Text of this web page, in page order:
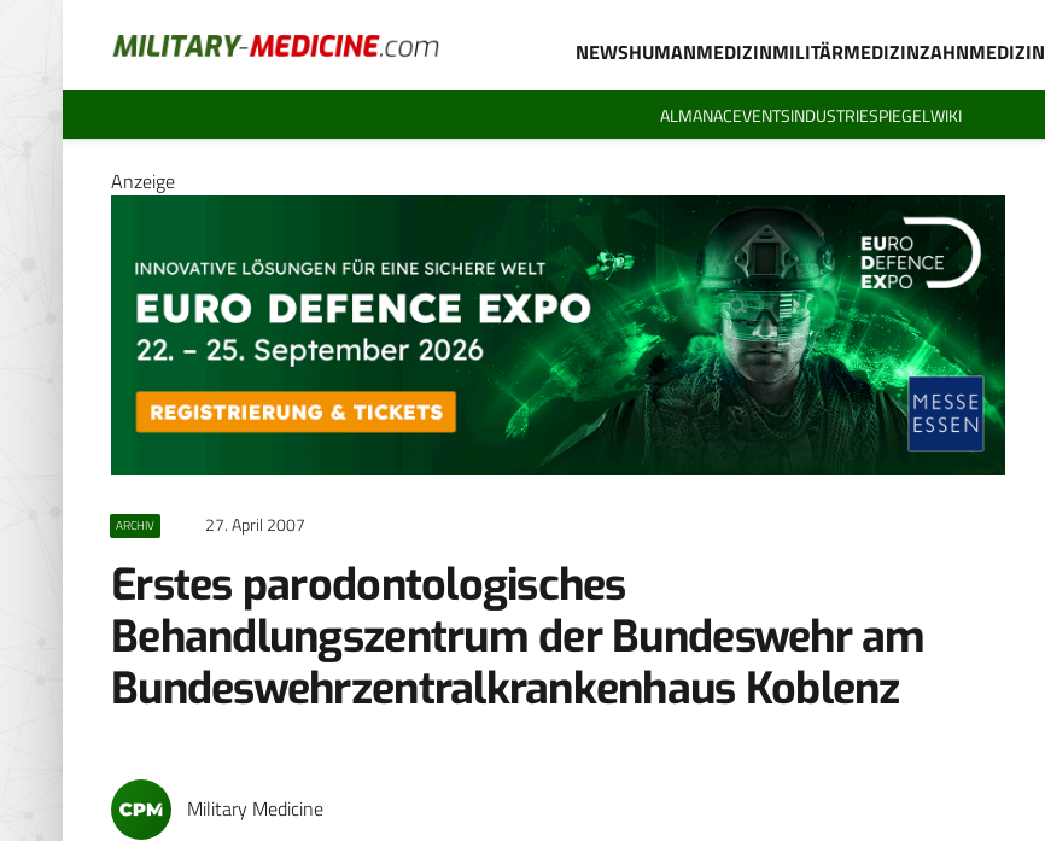
NEWSHUMANMEDIZINMILITÄRMEDIZINZAHNMEDIZIN
ALMANACEVENTSINDUSTRIESPIEGELWIKI
Anzeige
ARCHIV 27. April 2007
Erstes parodontologisches
Behandlungszentrum der Bundeswehr am
Bundeswehrzentralkrankenhaus Koblenz
Military Medicine